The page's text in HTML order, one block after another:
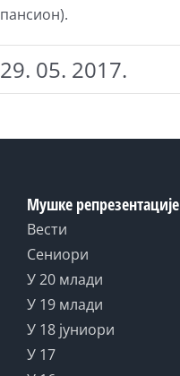
пансион).
29. 05. 2017.
Мушке репрезентације
Вести
Сениори
У 20 млади
У 19 млади
У 18 јуниори
У 17